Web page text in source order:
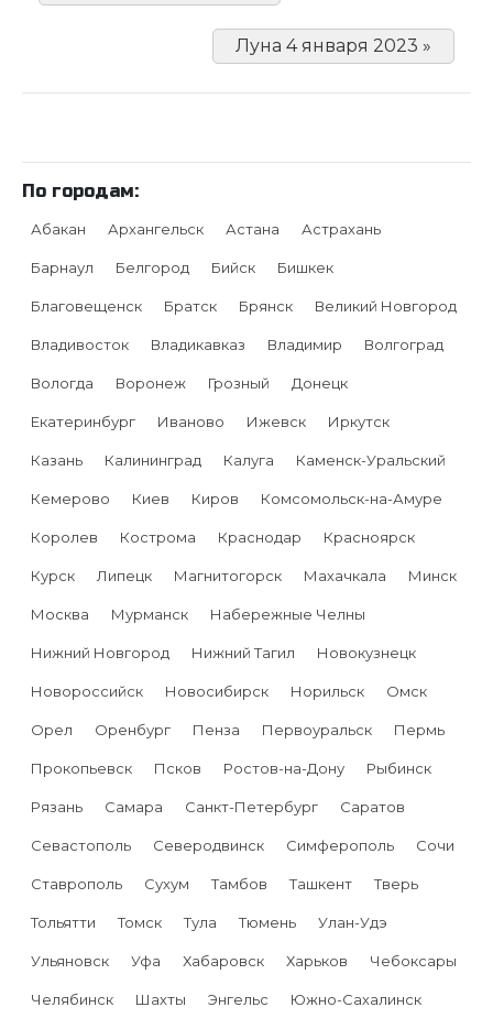
Луна 4 января 2023 »
По городам:
Абакан Архангельск Астана Астрахань
Барнаул Белгород Бийск Бишкек
Благовещенск Братск Брянск Великий Новгород
Владивосток Владикавказ Владимир Волгоград
Вологда Воронеж Грозный Донецк
Екатеринбург Иваново Ижевск Иркутск
Казань Калининград Калуга Каменск-Уральский
Кемерово Киев Киров Комсомольск-на-Амуре
Королев Кострома Краснодар Красноярск
Курск Липецк Магнитогорск Махачкала Минск
Москва Мурманск Набережные Челны
Нижний Новгород Нижний Тагил Новокузнецк
Новороссийск Новосибирск Норильск Омск
Орел Оренбург Пенза Первоуральск Пермь
Прокопьевск Псков Ростов-на-Дону Рыбинск
Рязань Самара Санкт-Петербург Саратов
Севастополь Северодвинск Симферополь Сочи
Ставрополь Сухум Тамбов Ташкент Тверь
Тольятти Томск Тула Тюмень Улан-Удэ
Ульяновск Уфа Хабаровск Харьков Чебоксары
Челябинск Шахты Энгельс Южно-Сахалинск